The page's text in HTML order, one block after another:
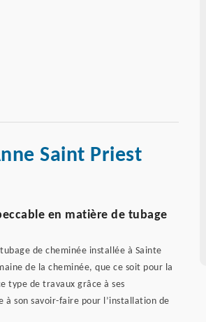
Saint Priest
en matière de tubage
de cheminée installée à Sainte
de la cheminée, que ce soit pour la
type de travaux grâce à ses
à son savoir-faire pour l’installation de